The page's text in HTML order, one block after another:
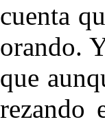
cuenta
orando.
que
rezando